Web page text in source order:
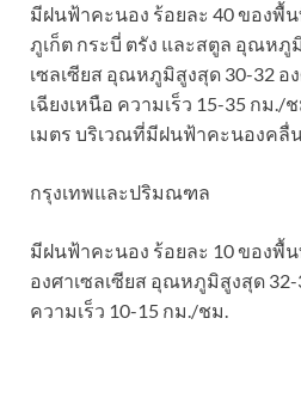
มีฝนฟ้าคะนอง ร้อยละ 40 ของพื้
ภูเก็ต กระบี่ ตรัง และสตูล อุณหภู
เซลเซียส อุณหภูมิสูงสุด 30-32 อ
เฉียงเหนือ ความเร็ว 15-35 กม./
เมตร บริเวณที่มีฝนฟ้าคะนองคลื่
กรุงเทพและปริมณฑล
มีฝนฟ้าคะนอง ร้อยละ 10 ของพื้
องศาเซลเซียส อุณหภูมิสูงสุด 32-
ความเร็ว 10-15 กม./ชม.